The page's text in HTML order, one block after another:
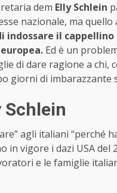
dem Elly Schlein
nazionale, ma
indossare il
Ed è un
di dare ragione a chi,
giorni di imbarazzante
Schlein
agli italiani “perché
vigore i dazi USA del
e le famiglie